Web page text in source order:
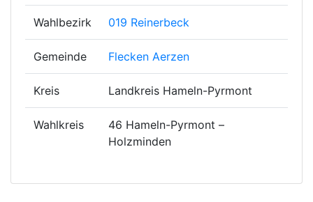
Wahlbezirk 019 Reinerbeck
Gemeinde Flecken Aerzen
Kreis Landkreis Hameln-Pyrmont
Wahlkreis
46 Hameln-Pyrmont –
Holzminden